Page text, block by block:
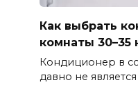
Как выбрать
комнаты 30–35
Кондиционер в
давно не является